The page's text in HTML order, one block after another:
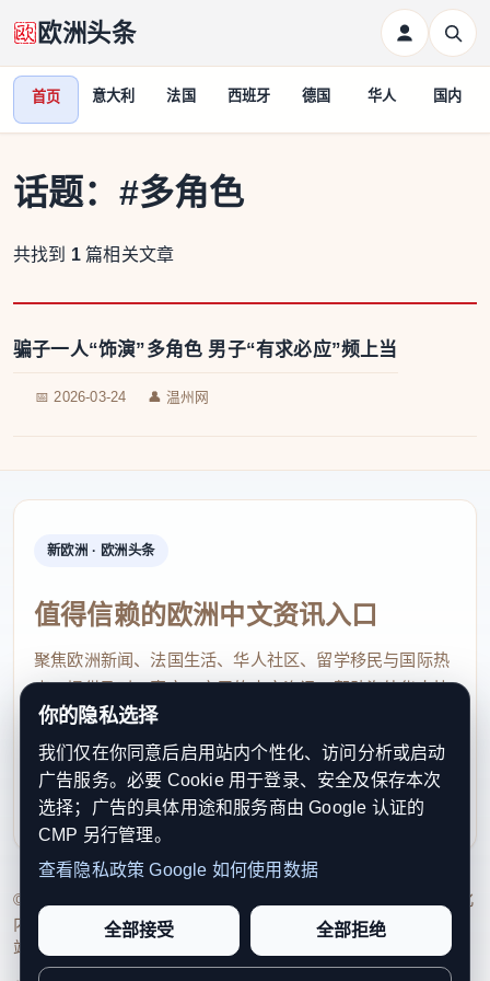
欧洲头条
首页 意大利 法国 西班牙 德国 华人 国内
话题： #多角色
共找到 1 篇相关文章
骗子一人“饰演”多角色 男子“有求必应”频上当
📅 2026-03-24 👤 温州网
新欧洲 · 欧洲头条
值得信赖的欧洲中文资讯入口
聚焦欧洲新闻、法国生活、华人社区、留学移民与国际热
点，提供及时、真实、实用的中文资讯，帮助海外华人快
速了解欧洲动态。
contact@xinouzhou.com
服务支持、版权与合作：工作日优先处理站务、投稿与权
利通知
© 2026 新欧洲·欧洲头条. All Rights Reserved. 本网站持续优化
内容透明度、联系方式与用户权利说明，以提升品牌信任感和
站点完整度。
你的隐私选择
我们仅在你同意后启用站内个性化、访问分析或启动
广告服务。必要 Cookie 用于登录、安全及保存本次
选择；广告的具体用途和服务商由 Google 认证的
CMP 另行管理。
查看隐私政策 Google 如何使用数据
全部接受 全部拒绝